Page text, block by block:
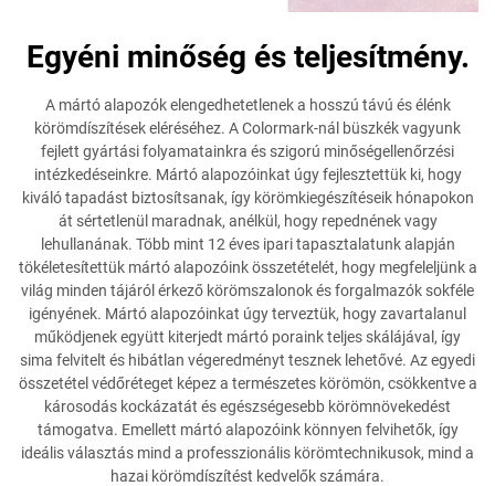
Egyéni minőség és teljesítmény.
A mártó alapozók elengedhetetlenek a hosszú távú és élénk
körömdíszítések eléréséhez. A Colormark-nál büszkék vagyunk
fejlett gyártási folyamatainkra és szigorú minőségellenőrzési
intézkedéseinkre. Mártó alapozóinkat úgy fejlesztettük ki, hogy
kiváló tapadást biztosítsanak, így körömkiegészítéseik hónapokon
át sértetlenül maradnak, anélkül, hogy repednének vagy
lehullanának. Több mint 12 éves ipari tapasztalatunk alapján
tökéletesítettük mártó alapozóink összetételét, hogy megfeleljünk a
világ minden tájáról érkező körömszalonok és forgalmazók sokféle
igényének. Mártó alapozóinkat úgy terveztük, hogy zavartalanul
működjenek együtt kiterjedt mártó poraink teljes skálájával, így
sima felvitelt és hibátlan végeredményt tesznek lehetővé. Az egyedi
összetétel védőréteget képez a természetes körömön, csökkentve a
károsodás kockázatát és egészségesebb körömnövekedést
támogatva. Emellett mártó alapozóink könnyen felvihetők, így
ideális választás mind a professzionális körömtechnikusok, mind a
hazai körömdíszítést kedvelők számára.